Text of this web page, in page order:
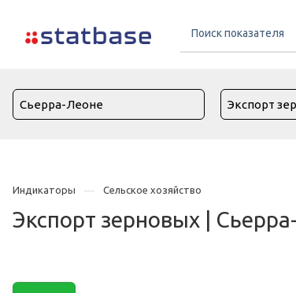
Индикаторы Сельское хозяйство
Экспорт зерновых |